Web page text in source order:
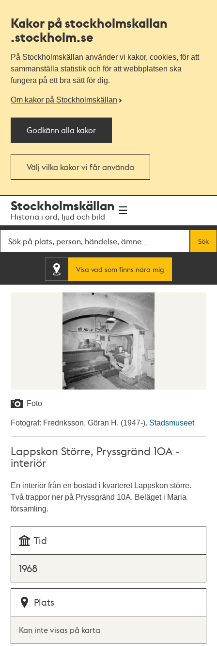
Kakor på stockholmskallan
.stockholm.se
På Stockholmskällan använder vi kakor, cookies, för att
sammanställa statistik och för att webbplatsen ska
fungera på ett bra sätt för dig.
Om kakor på Stockholmskällan
Godkänn alla kakor
Välj vilka kakor vi får använda
navigationen
huvudinnehållet
Stockholmskällan
Historia i ord, ljud och bild
Sök
Visa vad som finns nära mig
Foto
Fotograf: Fredriksson, Göran H. (1947-). Stadsmuseet
Lappskon Större, Pryssgränd 10A -
interiör
En interiör från en bostad i kvarteret Lappskon större.
Två trappor ner på Pryssgränd 10A. Beläget i Maria
församling.
Tid
1968
Plats
Kan inte visas på karta